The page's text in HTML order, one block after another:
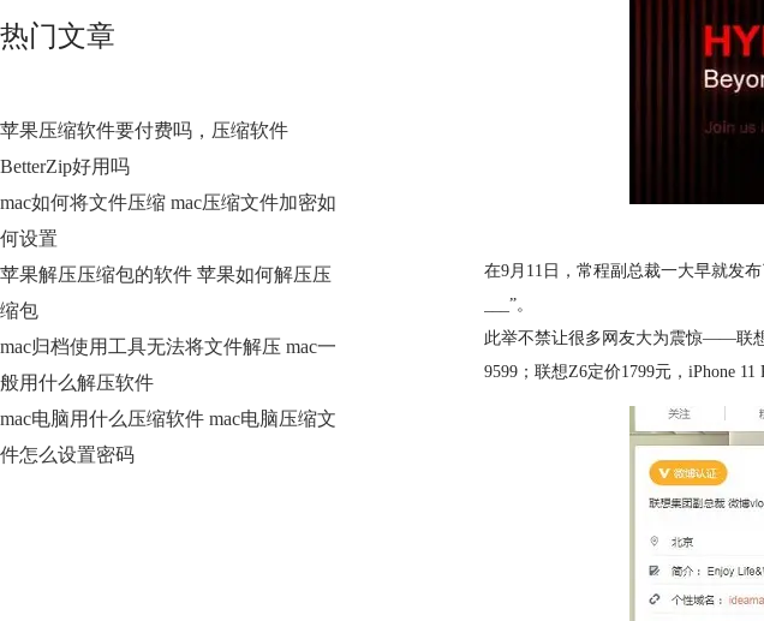
热门文章
苹果压缩软件要付费吗，压缩软件
BetterZip好用吗
mac如何将文件压缩 mac压缩文件加密如
何设置
苹果解压压缩包的软件 苹果如何解压压
缩包
mac归档使用工具无法将文件解压 mac一
般用什么解压软件
mac电脑用什么压缩软件 mac电脑压缩文
件怎么设置密码
在9月11日，常程副总裁一大早就发
___”。
此举不禁让很多网友大为震惊——联想
9599；联想Z6定价1799元，iPhone